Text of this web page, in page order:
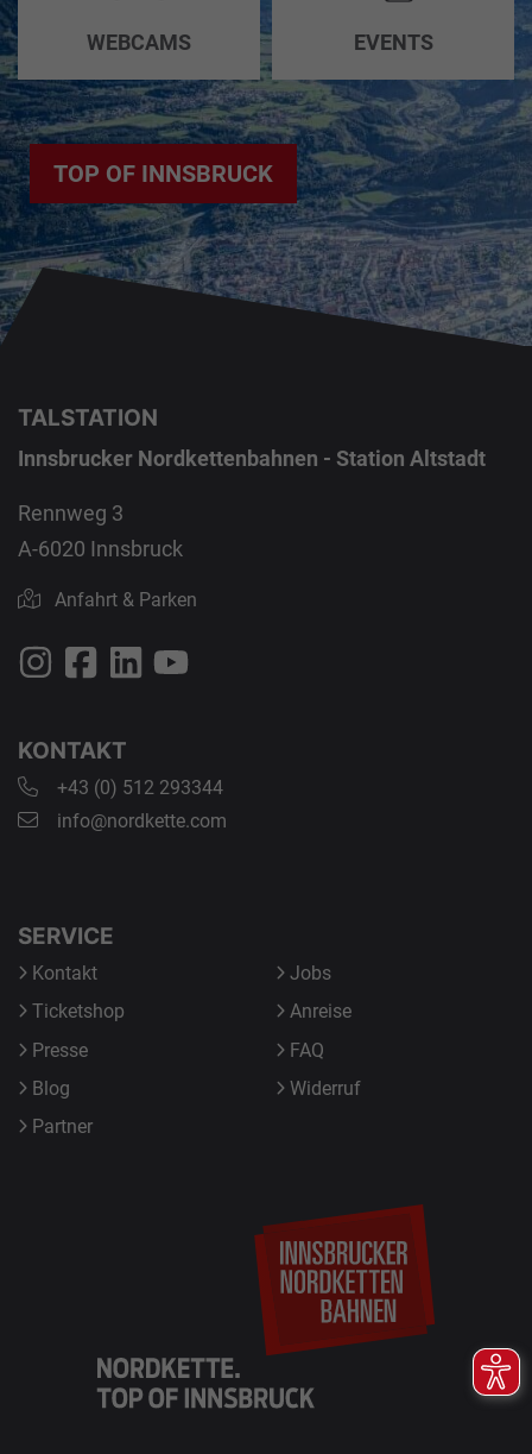
WEBCAMS EVENTS
TOP OF INNSBRUCK
TALSTATION
Innsbrucker Nordkettenbahnen - Station Altstadt
Rennweg 3
A-6020 Innsbruck
Anfahrt & Parken
KONTAKT
+43 (0) 512 293344
info@nordkette.com
SERVICE
Kontakt
Ticketshop
Presse
Blog
Partner
Jobs
Anreise
FAQ
Widerruf